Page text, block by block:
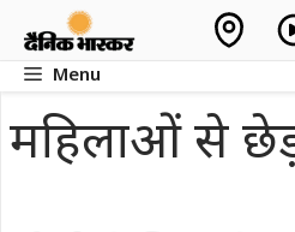
contentMenu
महिलाओं से